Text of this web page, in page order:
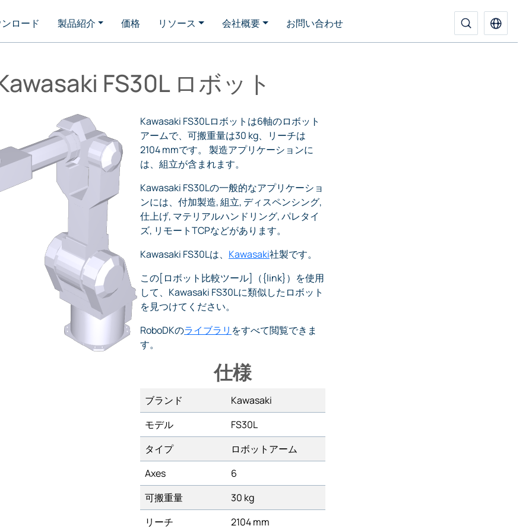
ロード 製品紹介 価格 リソース 会社概要 お問い合わせ
FS30L ロボット
Kawasaki FS30Lロボットは6軸のロボット
アームで、可搬重量は30 kg、リーチは
2104 mmです。 製造アプリケーションに
は、組立が含まれます。
Kawasaki FS30Lの一般的なアプリケーショ
ンには、付加製造, 組立, ディスペンシング,
仕上げ, マテリアルハンドリング, パレタイ
ズ, リモートTCPなどがあります。
Kawasaki FS30Lは、 Kawasaki社製です。
この[ロボット比較ツール]（{link}）を使用
して、Kawasaki FS30Lに類似したロボット
を見つけてください。
RoboDKのライブラリ をすべて閲覧できま
す。
仕様
ブランド
Kawasaki
モデル
FS30L
タイプ
ロボットアーム
Axes
6
可搬重量
30 kg
リーチ
2104 mm